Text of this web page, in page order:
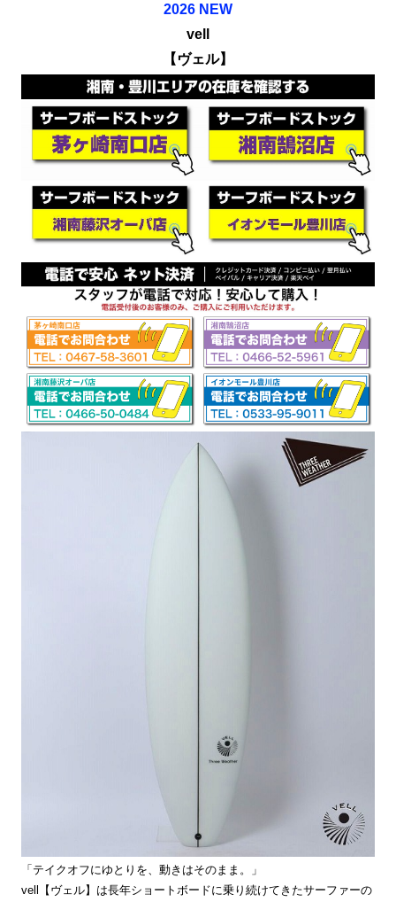
2026 NEW
vell
【 ヴェル】
「テイクオフにゆとりを、動きはそのまま。」
vell【ヴェル】は長年ショートボードに乗り続けてきたサーファーの